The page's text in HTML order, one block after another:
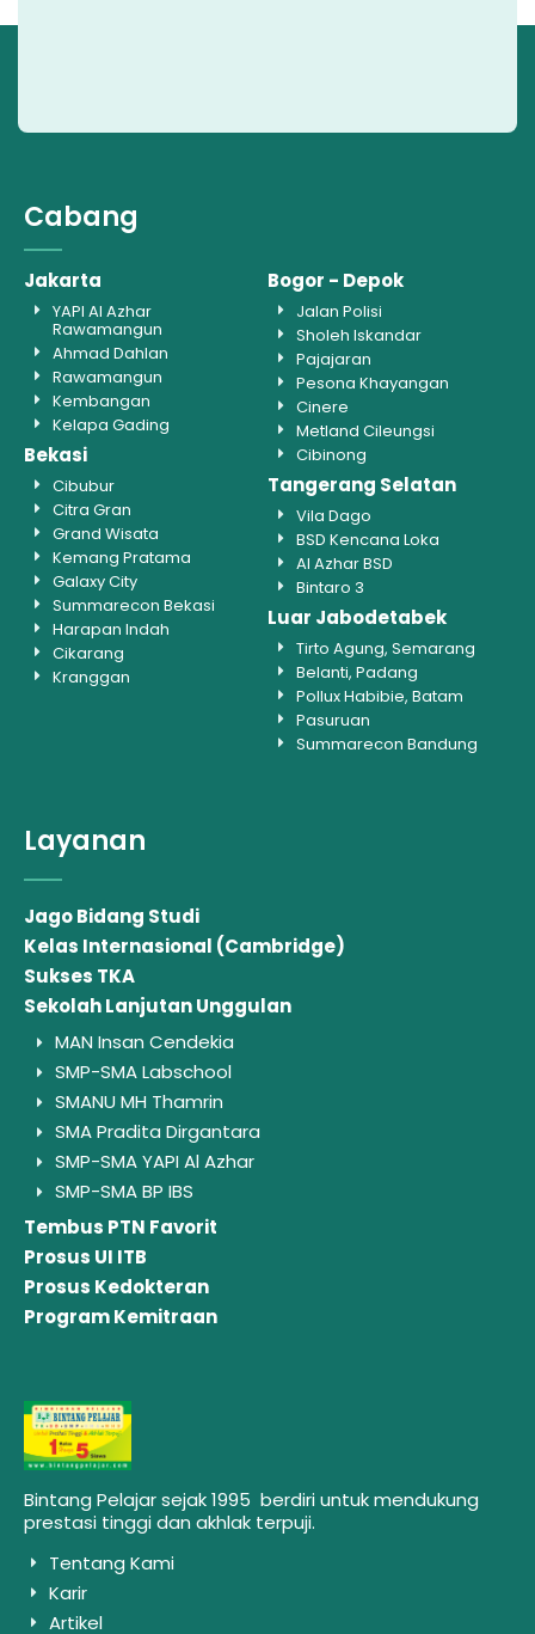
Bintang Pelajar sejak 1995 berdiri untuk mendukung
prestasi tinggi dan akhlak terpuji.
Tentang Kami
Karir
Artikel
Layanan
Jago Bidang Studi
Kelas Internasional (Cambridge)
Sukses TKA
Sekolah Lanjutan Unggulan
MAN Insan Cendekia
SMP-SMA Labschool
SMANU MH Thamrin
SMA Pradita Dirgantara
SMP-SMA YAPI Al Azhar
SMP-SMA BP IBS
Tembus PTN Favorit
Prosus UI ITB
Prosus Kedokteran
Program Kemitraan
Cabang
Jakarta
YAPI Al Azhar
Rawamangun
Ahmad Dahlan
Rawamangun
Kembangan
Kelapa Gading
Bekasi
Cibubur
Citra Gran
Grand Wisata
Kemang Pratama
Galaxy City
Summarecon Bekasi
Harapan Indah
Cikarang
Kranggan
Bogor - Depok
Jalan Polisi
Sholeh Iskandar
Pajajaran
Pesona Khayangan
Cinere
Metland Cileungsi
Cibinong
Tangerang Selatan
Vila Dago
BSD Kencana Loka
Al Azhar BSD
Bintaro 3
Luar Jabodetabek
Tirto Agung, Semarang
Belanti, Padang
Pollux Habibie, Batam
Pasuruan
Summarecon Bandung